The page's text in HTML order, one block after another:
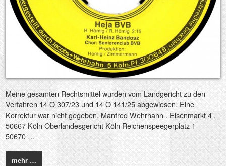
Meine gesamten Rechtsmittel wurden vom Landgericht zu den
Verfahren 14 O 307/23 und 14 O 141/25 abgewiesen. Eine
Korrektur war nicht gegeben, Manfred Wehrhahn . Eisenmarkt 4 .
50667 Köln Oberlandesgericht Köln Reichenspeegerplatz 1
50670 …
mehr …